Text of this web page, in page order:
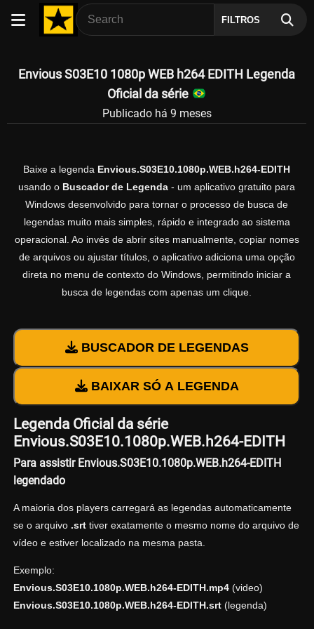
FILTROS
Envious S03E10 1080p WEB h264 EDITH Legenda
Oficial da série
Publicado há 9 meses
Baixe a legenda Envious.S03E10.1080p.WEB.h264-EDITH
usando o Buscador de Legenda - um aplicativo gratuito para
Windows desenvolvido para tornar o processo de busca de
legendas muito mais simples, rápido e integrado ao sistema
operacional. Ao invés de abrir sites manualmente, copiar nomes
de arquivos ou ajustar títulos, o aplicativo adiciona uma opção
direta no menu de contexto do Windows, permitindo iniciar a
busca de legendas com apenas um clique.
BUSCADOR DE LEGENDAS
BAIXAR SÓ A LEGENDA
Legenda Oficial da série
Envious.S03E10.1080p.WEB.h264-EDITH
Para assistir Envious.S03E10.1080p.WEB.h264-EDITH
legendado
A maioria dos players carregará as legendas automaticamente
se o arquivo .srttiver exatamente o mesmo nome do arquivo de
vídeo e estiver localizado na mesma pasta.
Exemplo:
Envious.S03E10.1080p.WEB.h264-EDITH.mp4(video)
Envious.S03E10.1080p.WEB.h264-EDITH.srt(legenda)